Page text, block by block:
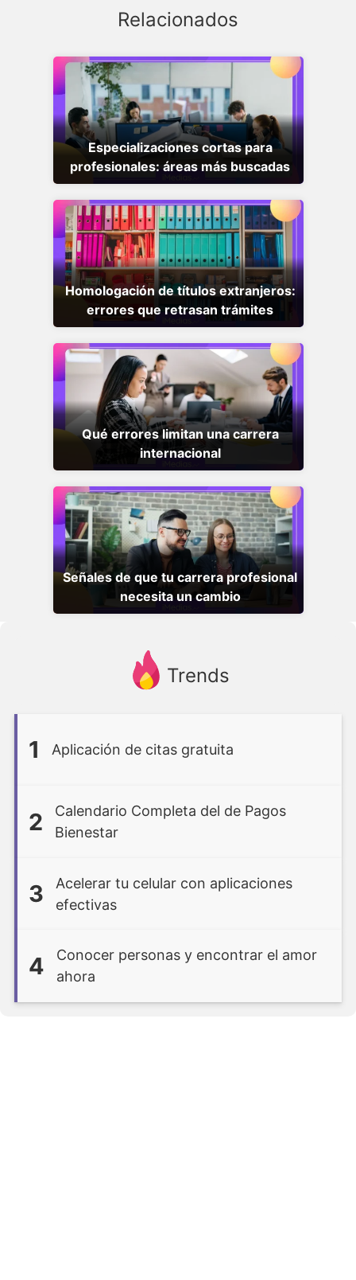
Relacionados
Especializaciones cortas para
profesionales: áreas más buscadas
Homologación de títulos extranjeros:
errores que retrasan trámites
Qué errores limitan una carrera
internacional
Señales de que tu carrera profesional
necesita un cambio
Trends
1 Aplicación de citas gratuita
2
Calendario Completa del de Pagos
Bienestar
3
Acelerar tu celular con aplicaciones
efectivas
4
Conocer personas y encontrar el amor
ahora